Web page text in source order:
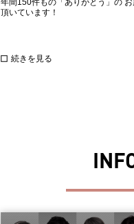
年間150件もの「ありがとう」の お
頂いています！
続きを見る